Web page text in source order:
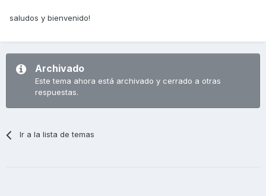
saludos y bienvenido!
Archivado
Este tema ahora está archivado y cerrado a otras
respuestas.
Ir a la lista de temas